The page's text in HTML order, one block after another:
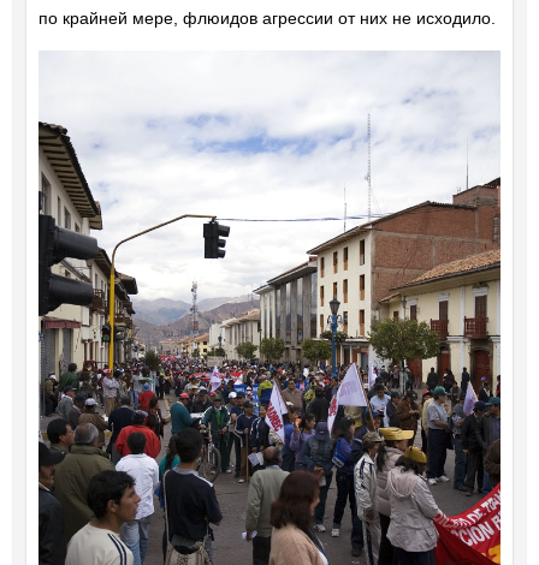
по крайней мере, флюидов агрессии от них не исходило.